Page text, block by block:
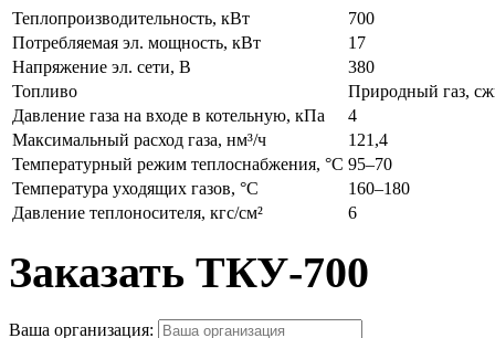
Теплопроизводительность, кВт
700
Потребляемая эл. мощность, кВт
17
Напряжение эл. сети, В
380
Топливо
Природный газ,
Давление газа на входе в котельную, кПа
4
Максимальный расход газа, нм³/ч
121,4
Температурный режим теплоснабжения, °С 95–70
Температура уходящих газов, °С
160–180
Давление теплоносителя, кгс/см²
6
Заказать ТКУ-700
Ваша организация: